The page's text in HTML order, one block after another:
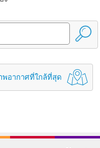
อากาศที่ใกล้ที่สุด